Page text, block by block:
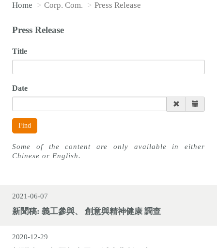
Home Corp. Com. Press Release
Press Release
Title
Date
Find
Some of the content are only available in either
Chinese or English.
2021-06-07
新聞稿: 義工參與、 創意與精神健康 調查
2020-12-29